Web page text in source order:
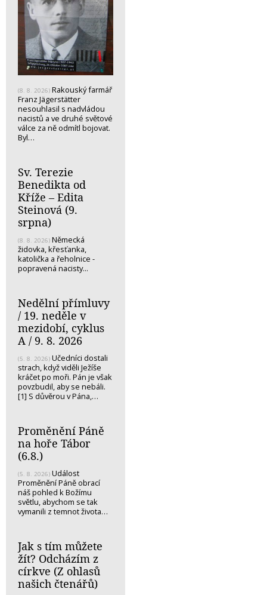
(8. 8. 2026) Rakouský farmář
Franz Jägerstätter
nesouhlasil s nadvládou
nacistů a ve druhé světové
válce za ně odmítl bojovat.
Byl…
Sv. Terezie
Benedikta od
Kříže – Edita
Steinová (9.
srpna)
(8. 8. 2026) Německá
židovka, křesťanka,
katolička a řeholnice -
popravená nacisty...
Nedělní přímluvy
/ 19. neděle v
mezidobí, cyklus
A / 9. 8. 2026
(5. 8. 2026) Učedníci dostali
strach, když viděli Ježíše
kráčet po moři. Pán je však
povzbudil, aby se nebáli.
[1] S důvěrou v Pána,…
Proměnění Páně
na hoře Tábor
(6.8.)
(5. 8. 2026) Událost
Proměnění Páně obrací
náš pohled k Božímu
světlu, abychom se tak
vymanili z temnot života…
Jak s tím můžete
žít? Odcházím z
církve (Z ohlasů
našich čtenářů)